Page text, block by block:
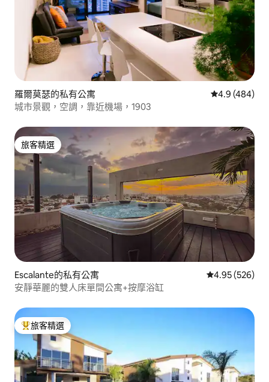
羅爾莫瑟的私有公寓 從 484 則評
4.9 (484)
城市景觀，空調，靠近機場，1903
旅客精選
旅客精選
Escalante的私有公寓 從 526 則評價
4.95 (526)
安靜華麗的雙人床單間公寓+按摩浴缸
旅客精選榜首
旅客精選